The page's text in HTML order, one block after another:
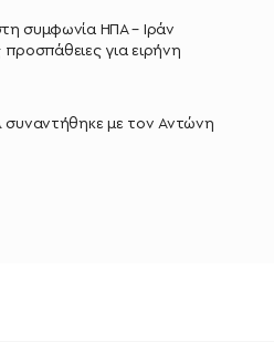
συμφωνία ΗΠΑ – Ιράν
προσπάθειες για ειρήνη
συναντήθηκε με τον Αντώνη